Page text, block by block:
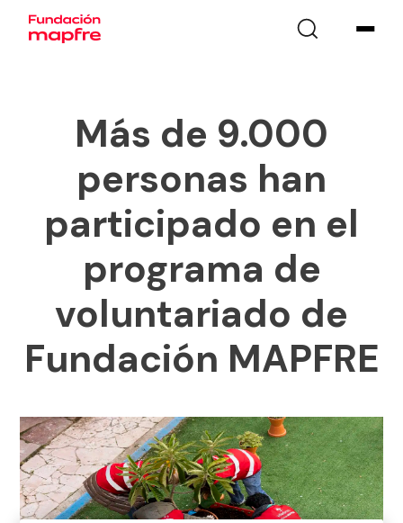
Más de 9.000
personas han
participado en el
programa de
voluntariado de
Fundación MAPFRE